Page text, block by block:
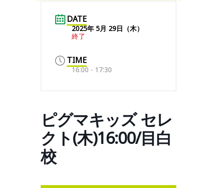
DATE
2025年 5月 29日（木）
終了
TIME
16:00 - 17:30
ピグマキッズ セレ
クト(木)16:00/目白
校